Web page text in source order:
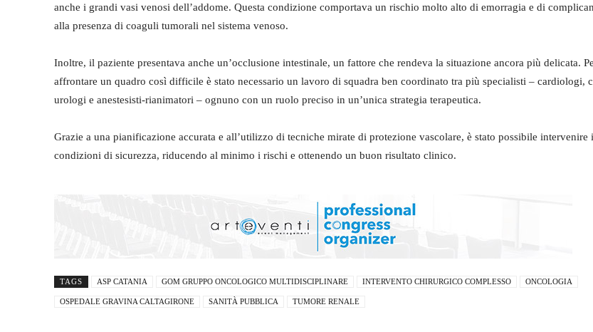
anche i grandi vasi venosi dell’addome. Questa condizione comportava un rischio molto alto di emorragia e di
alla presenza di coaguli tumorali nel sistema venoso.
Inoltre, il paziente presentava anche un’occlusione intestinale, un fattore che rendeva la situazione ancora più delicata.
affrontare un quadro così difficile è stato necessario un lavoro di squadra ben coordinato tra più specialisti – cardiologi,
urologi e anestesisti-rianimatori – ognuno con un ruolo preciso in un’unica strategia terapeutica.
Grazie a una pianificazione accurata e all’utilizzo di tecniche mirate di protezione vascolare, è stato possibile intervenire
condizioni di sicurezza, riducendo al minimo i rischi e ottenendo un buon risultato clinico.
TAGS ASP CATANIA GOM GRUPPO ONCOLOGICO MULTIDISCIPLINARE INTERVENTO CHIRURGICO COMPLESSO ONCOLOGIA
OSPEDALE GRAVINA CALTAGIRONE SANITÀ PUBBLICA TUMORE RENALE